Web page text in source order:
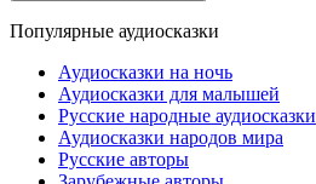
Популярные аудиосказки
Аудиосказки на ночь
Аудиосказки для малышей
Русские народные аудиосказки
Аудиосказки народов мира
Русские авторы